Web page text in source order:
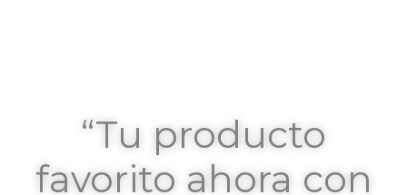
“Tu producto
favorito ahora con